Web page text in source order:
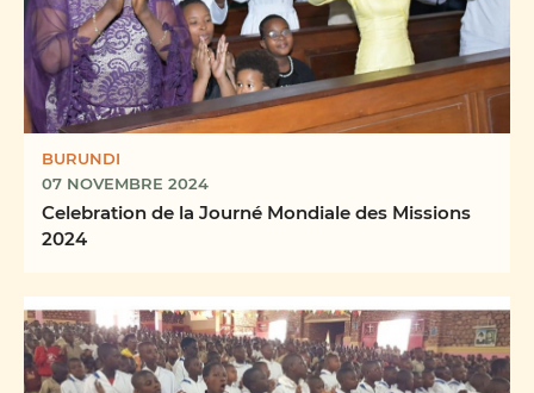
BURUNDI
07 NOVEMBRE 2024
Celebration de la Journé Mondiale des Missions
2024